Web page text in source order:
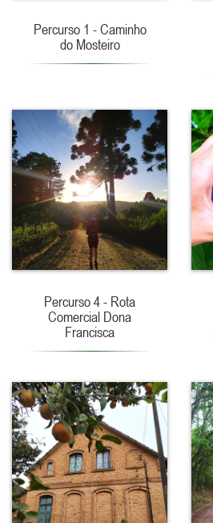
Percurso 1 - Caminho
do Mosteiro
Percurso 4 - Rota
Comercial Dona
Francisca